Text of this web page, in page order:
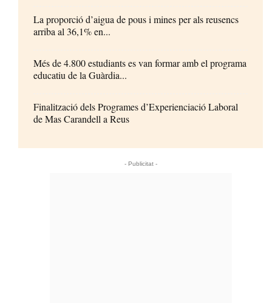
La proporció d’aigua de pous i mines per als reusencs
arriba al 36,1% en...
Més de 4.800 estudiants es van formar amb el programa
educatiu de la Guàrdia...
Finalització dels Programes d’Experienciació Laboral
de Mas Carandell a Reus
- Publicitat -